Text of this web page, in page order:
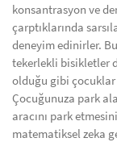
konsantrasyon ve
çarptıklarında
deneyim edinirler.
tekerlekli bisikletler
olduğu gibi
Çocuğunuza park
aracını park
matematiksel zeka